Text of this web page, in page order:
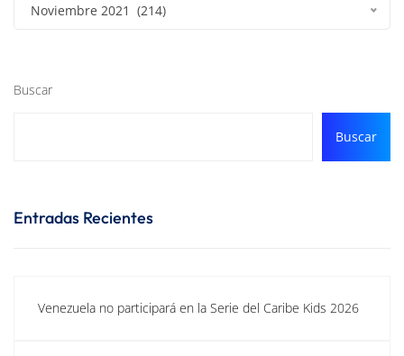
Noviembre 2021 (214)
Buscar
Buscar
Entradas Recientes
Venezuela no participará en la Serie del Caribe Kids 2026